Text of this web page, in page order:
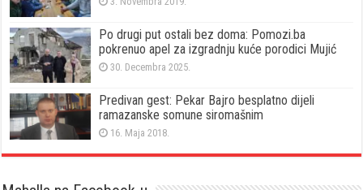
Po drugi put ostali bez doma: Pomozi.ba
pokrenuo apel za izgradnju kuće porodici Mujić
30. Decembra 2025.
Predivan gest: Pekar Bajro besplatno dijeli
ramazanske somune siromašnim
16. Maja 2018.